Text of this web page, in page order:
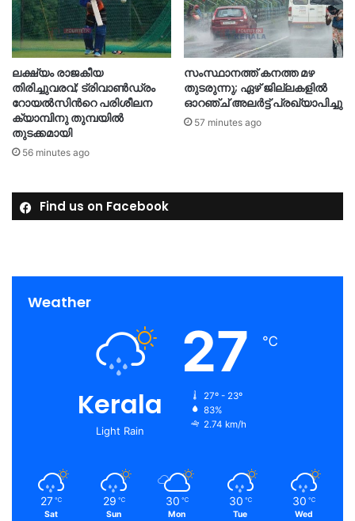
ലക്ഷ്യം രാജകീയ
തിരിച്ചുവരവ്; ട്രിവാൺഡ്രം
റോയൽസിന്‍റെ പരിശീലന
ക്യാമ്പിനു തുമ്പയില്‍
തുടക്കമായി
56 minutes ago
സംസ്ഥാനത്ത് കനത്ത മഴ
തുടരുന്നു; ഏഴ് ജില്ലകളിൽ
ഓറഞ്ച് അലർട്ട് പ്രഖ്യാപിച്ചു
57 minutes ago
Find us on Facebook
Weather
Kerala
Light Rain
27 ℃
27º - 23º
83%
2.74 km/h
27 ℃
Sat
29 ℃
Sun
30 ℃
Mon
30 ℃
Tue
30 ℃
Wed